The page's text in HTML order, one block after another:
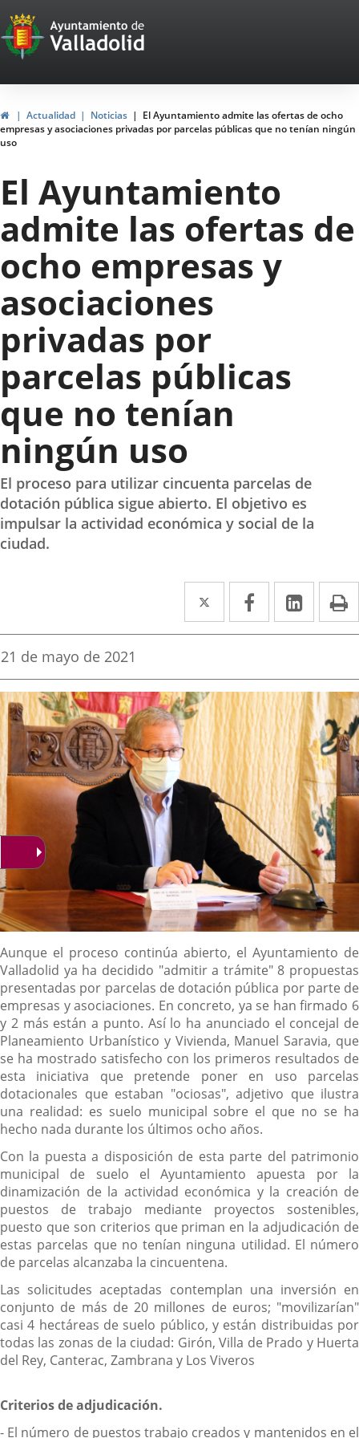
Portal
Web
del
Ayuntamiento
de
Valladolid
InicioActualidad Noticias
El Ayuntamiento admite las ofertas de ocho
empresas y asociaciones privadas por parcelas públicas que no tenían ningún
uso
El Ayuntamiento
admite las ofertas de
ocho empresas y
asociaciones
privadas por
parcelas públicas
que no tenían
ningún uso
El proceso para utilizar cincuenta parcelas de
dotación pública sigue abierto. El objetivo es
impulsar la actividad económica y social de la
ciudad.
Twitter
Enlace
a
aplicación
externa.
Facebook
Enlace
a
aplicación
externa.
Enlace
a
Fecha
la
noticia
21 de mayo de 2021
Descripción
Aunque el proceso continúa abierto, el Ayuntamiento de
Valladolid ya ha decidido "admitir a trámite" 8 propuestas
presentadas por parcelas de dotación pública por parte de
empresas y asociaciones. En concreto, ya se han firmado 6
y 2 más están a punto. Así lo ha anunciado el concejal de
Planeamiento Urbanístico y Vivienda, Manuel Saravia, que
se ha mostrado satisfecho con los primeros resultados de
esta iniciativa que pretende poner en uso parcelas
dotacionales que estaban "ociosas", adjetivo que ilustra
una realidad: es suelo municipal sobre el que no se ha
hecho nada durante los últimos ocho años.
Con la puesta a disposición de esta parte del patrimonio
municipal de suelo el Ayuntamiento apuesta por la
dinamización de la actividad económica y la creación de
puestos de trabajo mediante proyectos sostenibles,
puesto que son criterios que priman en la adjudicación de
estas parcelas que no tenían ninguna utilidad. El número
de parcelas alcanzaba la cincuentena.
Las solicitudes aceptadas contemplan una inversión en
conjunto de más de 20 millones de euros; "movilizarían"
casi 4 hectáreas de suelo público, y están distribuidas por
todas las zonas de la ciudad: Girón, Villa de Prado y Huerta
del Rey, Canterac, Zambrana y Los Viveros
Criterios de adjudicación.
- El número de puestos trabajo creados y mantenidos en el